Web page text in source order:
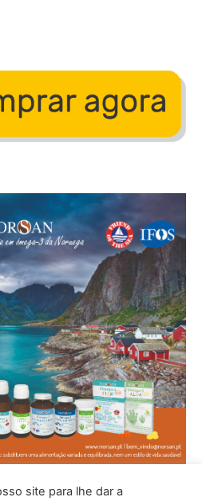
site para lhe dar a